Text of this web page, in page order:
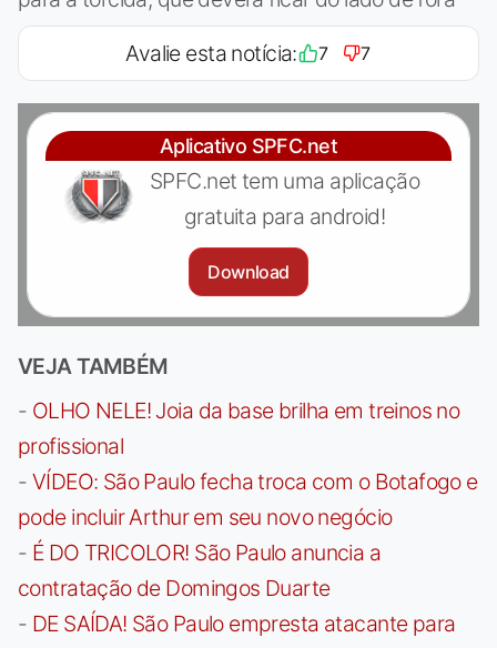
Avalie esta notícia: 7 7
Aplicativo SPFC.net
SPFC.net tem uma aplicação
gratuita para android!
Download
VEJA TAMBÉM
- OLHO NELE! Joia da base brilha em treinos no
profissional
- VÍDEO: São Paulo fecha troca com o Botafogo e
pode incluir Arthur em seu novo negócio
- É DO TRICOLOR! São Paulo anuncia a
contratação de Domingos Duarte
- DE SAÍDA! São Paulo empresta atacante para